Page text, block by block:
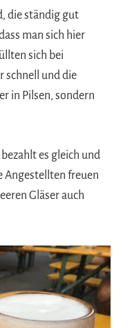
die ständig gut
man sich hier
sich bei
schnell und die
in Pilsen, sondern
es gleich und
Angestellten freuen
Gläser auch